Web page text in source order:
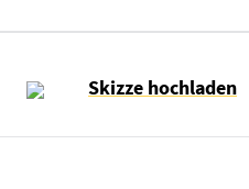
Skizze hochladen